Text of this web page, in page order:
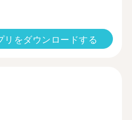
リをダウンロードする